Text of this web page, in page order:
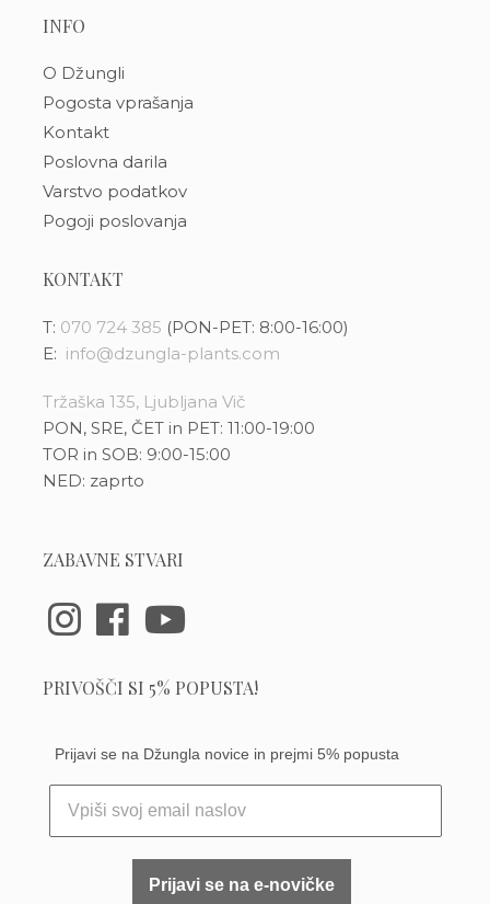
INFO
O Džungli
Pogosta vprašanja
Kontakt
Poslovna darila
Varstvo podatkov
Pogoji poslovanja
KONTAKT
T: 070 724 385 (PON-PET: 8:00-16:00)
E: info@dzungla-plants.com
Tržaška 135, Ljubljana Vič
PON, SRE, ČET in PET: 11:00-19:00
TOR in SOB: 9:00-15:00
NED: zaprto
ZABAVNE STVARI
PRIVOŠČI SI 5% POPUSTA!
Prijavi se na Džungla novice in prejmi 5% popusta
Prijavi se na e-novičke